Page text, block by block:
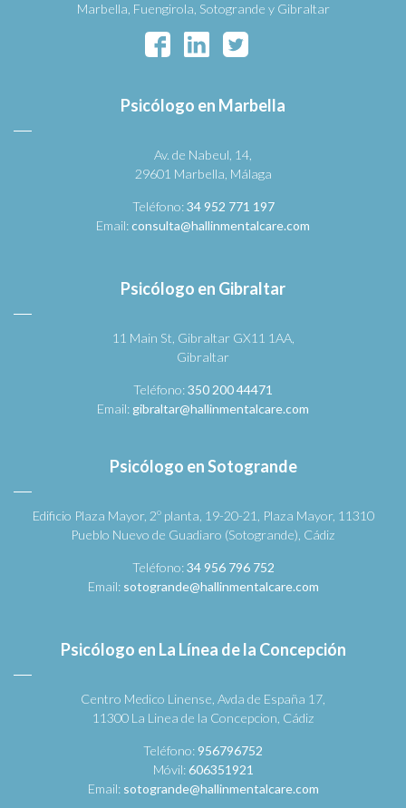
Marbella, Fuengirola, Sotogrande y Gibraltar
Psicólogo en Marbella
Av. de Nabeul, 14,
29601 Marbella, Málaga
Teléfono:34 952 771 197
Email:consulta@hallinmentalcare.com
Psicólogo en Gibraltar
11 Main St, Gibraltar GX11 1AA,
Gibraltar
Teléfono:350 200 44471
Email: gibraltar@hallinmentalcare.com
Psicólogo en Sotogrande
Edificio Plaza Mayor, 2º planta, 19-20-21, Plaza Mayor, 11310
Pueblo Nuevo de Guadiaro (Sotogrande), Cádiz
Teléfono:34 956 796 752
Email: sotogrande@hallinmentalcare.com
Psicólogo en La Línea de la Concepción
Centro Medico Linense, Avda de España 17,
11300 La Linea de la Concepcion, Cádiz
Teléfono:956796752
Móvil:606351921
Email: sotogrande@hallinmentalcare.com